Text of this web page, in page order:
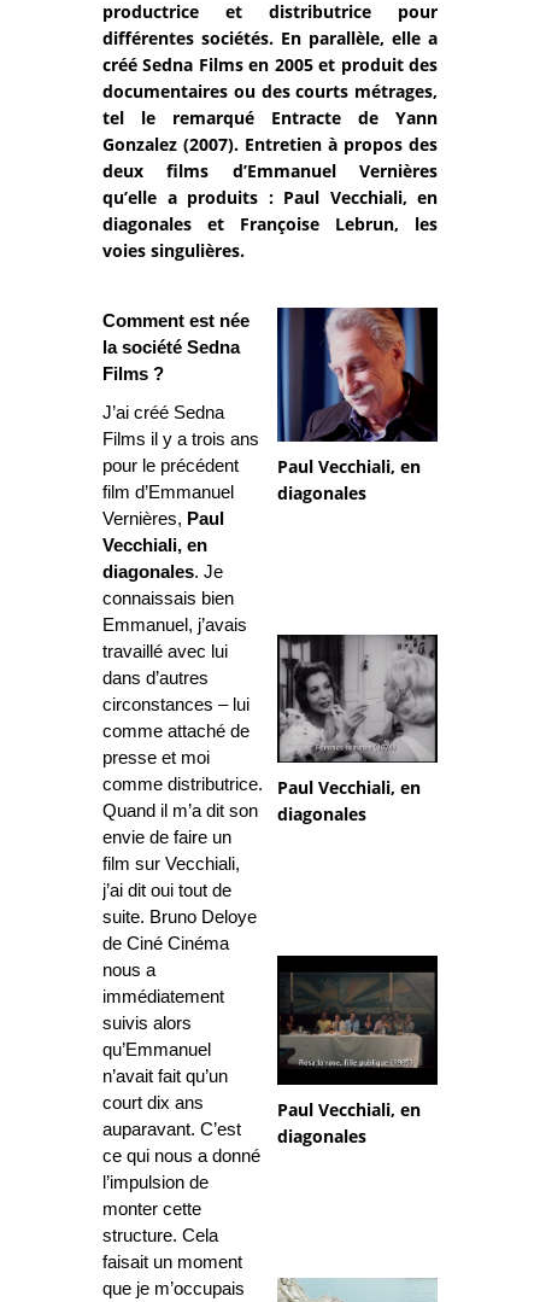
productrice et distributrice pour
différentes sociétés. En parallèle, elle a
créé Sedna Films en 2005 et produit des
documentaires ou des courts métrages,
tel le remarqué Entracte de Yann
Gonzalez (2007). Entretien à propos des
deux films d’Emmanuel Vernières
qu’elle a produits : Paul Vecchiali, en
diagonales et Françoise Lebrun, les
voies singulières.
Comment est née
la société Sedna
Films ?
J’ai créé Sedna
Films il y a trois ans
pour le précédent
film d’Emmanuel
Vernières, Paul
Vecchiali, en
diagonales. Je
connaissais bien
Emmanuel, j’avais
travaillé avec lui
dans d’autres
circonstances – lui
comme attaché de
presse et moi
comme distributrice.
Quand il m’a dit son
envie de faire un
film sur Vecchiali,
j’ai dit oui tout de
suite. Bruno Deloye
de Ciné Cinéma
nous a
immédiatement
suivis alors
qu’Emmanuel
n’avait fait qu’un
court dix ans
auparavant. C’est
ce qui nous a donné
l’impulsion de
monter cette
structure. Cela
faisait un moment
que je m’occupais
Paul Vecchiali, en
diagonales
Paul Vecchiali, en
diagonales
Paul Vecchiali, en
diagonales